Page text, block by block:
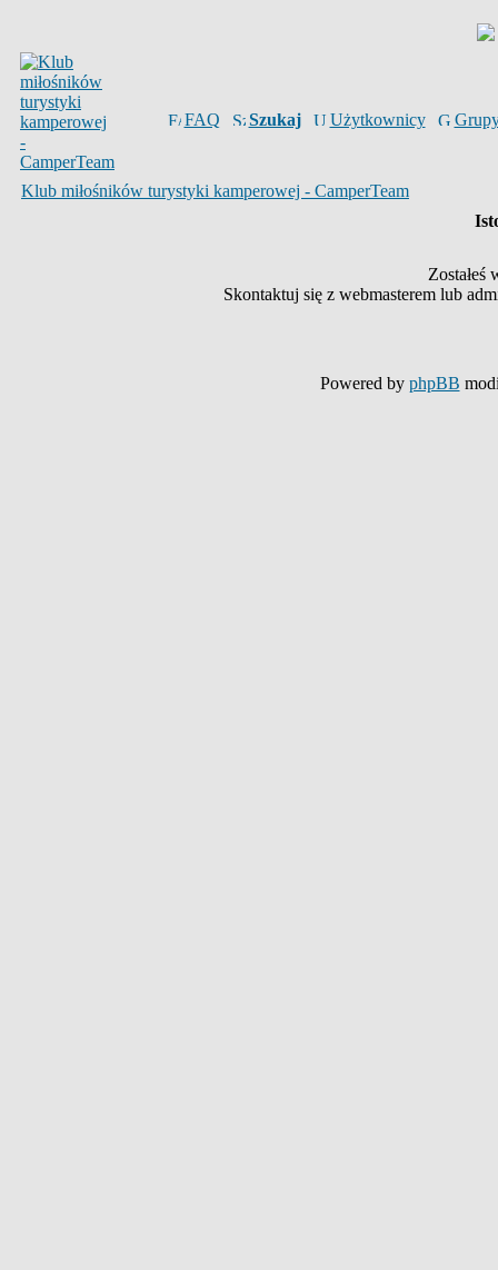
FAQ Szukaj Użytkownicy
Klub miłośników turystyki kamperowej - CamperTeam
Zostałeś
Skontaktuj się z webmasterem lub
Powered by phpBB